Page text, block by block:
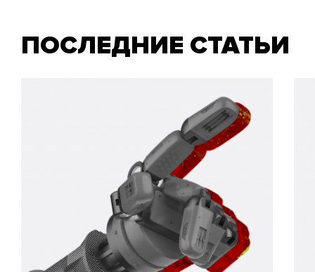
ПОСЛЕДНИЕ СТАТЬИ